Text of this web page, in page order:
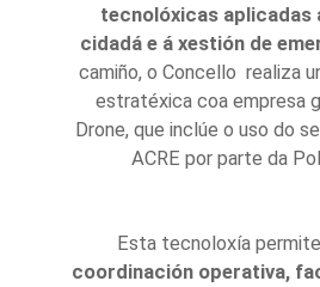
tecnolóxicas aplicadas
cidadá e á xestión de
camiño, o Concello realiza
estratéxica coa empresa
Drone, que inclúe o uso do
ACRE por parte da
Esta tecnoloxía permite
coordinación operativa,